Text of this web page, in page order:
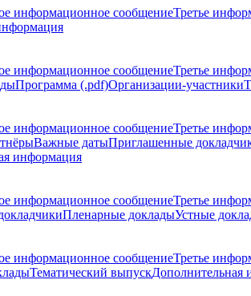
информационное сообщениеТретье
информационное сообщениеТретье
Программа (.pdf)Организации-участники
информационное сообщениеТретье
Важные датыПриглашенные
информация
информационное сообщениеТретье
Пленарные докладыУстные
информационное сообщениеТретье
Тематический выпускДополнительная